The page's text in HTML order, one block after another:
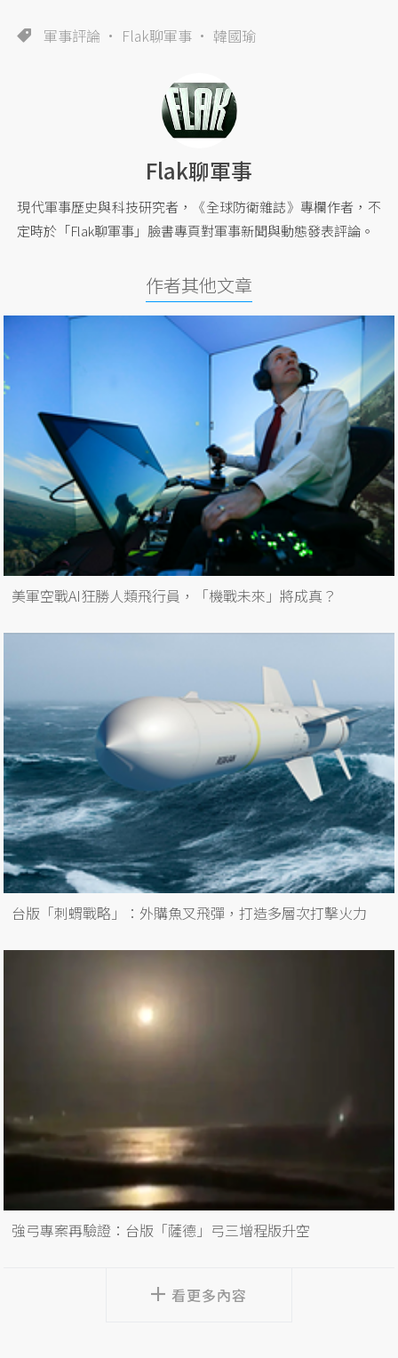
軍事評論 Flak聊軍事 韓國瑜
Flak聊軍事
現代軍事歷史與科技研究者，《全球防衛雜誌》專欄作者，不
定時於「Flak聊軍事」臉書專頁對軍事新聞與動態發表評論。
作者其他文章
美軍空戰AI狂勝人類飛行員，「機戰未來」將成真？
台版「刺蝟戰略」：外購魚叉飛彈，打造多層次打擊火力
強弓專案再驗證：台版「薩德」弓三增程版升空
看更多內容